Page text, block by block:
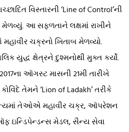
વિસ્તારની ‘Line of Control’ની
મેળવ્યું. આ સફળતાને લક્ષમાં રાખીને
ચક્રનો ખિતાબ મેળવ્યો.
યુદ્ધ ક્ષેત્રને દુશ્મનોથી મુક્ત કર્યો.
ઑગસ્ટ માસની 21મી તારીખે
તેમને ‘Lion of Ladakh’ તરીકે
તેઓએ મહાવીર ચક્ર, ઑપરેશન
ઇન્ડિપેન્ડન્સ મેડલ, સૈન્ય સેવા